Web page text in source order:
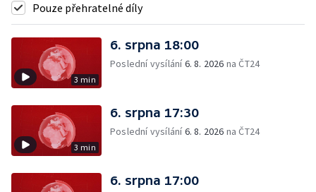
Pouze přehratelné díly
3 min
6. srpna 18:00
Poslední vysílání6. 8. 2026 na ČT24
3 min
6. srpna 17:30
Poslední vysílání6. 8. 2026 na ČT24
6. srpna 17:00